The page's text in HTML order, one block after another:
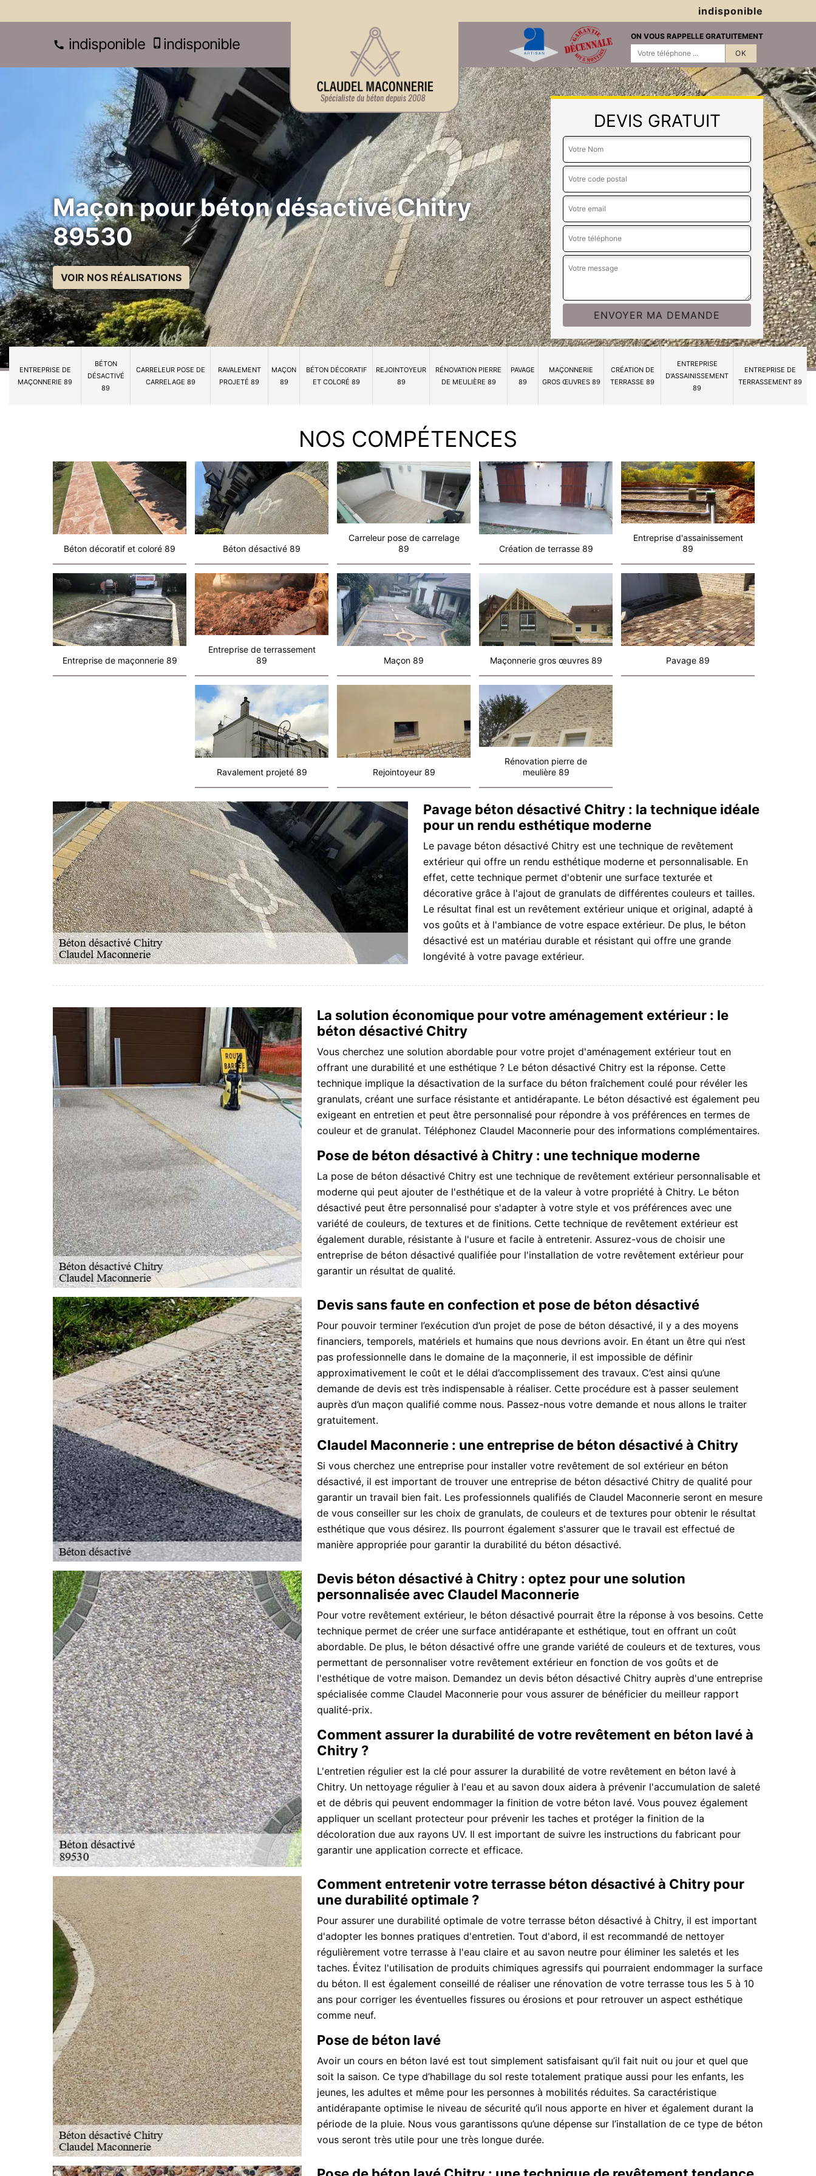
indisponible
indisponible indisponible ON VOUS RAPPELLE GRATUITEMENT
Maçon pour béton désactivé Chitry
89530
VOIR NOS RÉALISATIONS
DEVIS GRATUIT
ENTREPRISE DE
MAÇONNERIE 89
BÉTON
DÉSACTIVÉ
89
CARRELEUR POSE DE
CARRELAGE 89
RAVALEMENT
PROJETÉ 89
MAÇON
89
BÉTON DÉCORATIF
ET COLORÉ 89
REJOINTOYEUR
89
RÉNOVATION PIERRE
DE MEULIÈRE 89
PAVAGE
89
MAÇONNERIE
GROS ŒUVRES 89
CRÉATION DE
TERRASSE 89
ENTREPRISE
D'ASSAINISSEMENT
89
ENTREPRISE DE
TERRASSEMENT 89
NOS COMPÉTENCES
Béton décoratif et coloré 89 Béton désactivé 89
Carreleur pose de carrelage
89
Création de terrasse 89
Entreprise d'assainissement
89
Entreprise de maçonnerie 89
Entreprise de terrassement
89
Maçon 89 Maçonnerie gros œuvres 89 Pavage 89
Ravalement projeté 89 Rejointoyeur 89
Rénovation pierre de
meulière 89
Pavage béton désactivé Chitry : la technique idéale
pour un rendu esthétique moderne
Le pavage béton désactivé Chitry est une technique de revêtement
extérieur qui offre un rendu esthétique moderne et personnalisable. En
effet, cette technique permet d'obtenir une surface texturée et
décorative grâce à l'ajout de granulats de différentes couleurs et tailles.
Le résultat final est un revêtement extérieur unique et original, adapté à
vos goûts et à l'ambiance de votre espace extérieur. De plus, le béton
désactivé est un matériau durable et résistant qui offre une grande
longévité à votre pavage extérieur.
La solution économique pour votre aménagement extérieur : le
béton désactivé Chitry
Vous cherchez une solution abordable pour votre projet d'aménagement extérieur tout en
offrant une durabilité et une esthétique ? Le béton désactivé Chitry est la réponse. Cette
technique implique la désactivation de la surface du béton fraîchement coulé pour révéler les
granulats, créant une surface résistante et antidérapante. Le béton désactivé est également peu
exigeant en entretien et peut être personnalisé pour répondre à vos préférences en termes de
couleur et de granulat. Téléphonez Claudel Maconnerie pour des informations complémentaires.
Pose de béton désactivé à Chitry : une technique moderne
La pose de béton désactivé Chitry est une technique de revêtement extérieur personnalisable et
moderne qui peut ajouter de l'esthétique et de la valeur à votre propriété à Chitry. Le béton
désactivé peut être personnalisé pour s'adapter à votre style et vos préférences avec une
variété de couleurs, de textures et de finitions. Cette technique de revêtement extérieur est
également durable, résistante à l'usure et facile à entretenir. Assurez-vous de choisir une
entreprise de béton désactivé qualifiée pour l'installation de votre revêtement extérieur pour
garantir un résultat de qualité.
Devis sans faute en confection et pose de béton désactivé
Pour pouvoir terminer l’exécution d’un projet de pose de béton désactivé, il y a des moyens
financiers, temporels, matériels et humains que nous devrions avoir. En étant un être qui n’est
pas professionnelle dans le domaine de la maçonnerie, il est impossible de définir
approximativement le coût et le délai d’accomplissement des travaux. C’est ainsi qu’une
demande de devis est très indispensable à réaliser. Cette procédure est à passer seulement
auprès d’un maçon qualifié comme nous. Passez-nous votre demande et nous allons le traiter
gratuitement.
Claudel Maconnerie : une entreprise de béton désactivé à Chitry
Si vous cherchez une entreprise pour installer votre revêtement de sol extérieur en béton
désactivé, il est important de trouver une entreprise de béton désactivé Chitry de qualité pour
garantir un travail bien fait. Les professionnels qualifiés de Claudel Maconnerie seront en mesure
de vous conseiller sur les choix de granulats, de couleurs et de textures pour obtenir le résultat
esthétique que vous désirez. Ils pourront également s'assurer que le travail est effectué de
manière appropriée pour garantir la durabilité du béton désactivé.
Devis béton désactivé à Chitry : optez pour une solution
personnalisée avec Claudel Maconnerie
Pour votre revêtement extérieur, le béton désactivé pourrait être la réponse à vos besoins. Cette
technique permet de créer une surface antidérapante et esthétique, tout en offrant un coût
abordable. De plus, le béton désactivé offre une grande variété de couleurs et de textures, vous
permettant de personnaliser votre revêtement extérieur en fonction de vos goûts et de
l'esthétique de votre maison. Demandez un devis béton désactivé Chitry auprès d'une entreprise
spécialisée comme Claudel Maconnerie pour vous assurer de bénéficier du meilleur rapport
qualité-prix.
Comment assurer la durabilité de votre revêtement en béton lavé à
Chitry ?
L'entretien régulier est la clé pour assurer la durabilité de votre revêtement en béton lavé à
Chitry. Un nettoyage régulier à l'eau et au savon doux aidera à prévenir l'accumulation de saleté
et de débris qui peuvent endommager la finition de votre béton lavé. Vous pouvez également
appliquer un scellant protecteur pour prévenir les taches et protéger la finition de la
décoloration due aux rayons UV. Il est important de suivre les instructions du fabricant pour
garantir une application correcte et efficace.
Comment entretenir votre terrasse béton désactivé à Chitry pour
une durabilité optimale ?
Pour assurer une durabilité optimale de votre terrasse béton désactivé à Chitry, il est important
d'adopter les bonnes pratiques d'entretien. Tout d'abord, il est recommandé de nettoyer
régulièrement votre terrasse à l'eau claire et au savon neutre pour éliminer les saletés et les
taches. Évitez l'utilisation de produits chimiques agressifs qui pourraient endommager la surface
du béton. Il est également conseillé de réaliser une rénovation de votre terrasse tous les 5 à 10
ans pour corriger les éventuelles fissures ou érosions et pour retrouver un aspect esthétique
comme neuf.
Pose de béton lavé
Avoir un cours en béton lavé est tout simplement satisfaisant qu’il fait nuit ou jour et quel que
soit la saison. Ce type d’habillage du sol reste totalement pratique aussi pour les enfants, les
jeunes, les adultes et même pour les personnes à mobilités réduites. Sa caractéristique
antidérapante optimise le niveau de sécurité qu’il nous apporte en hiver et également durant la
période de la pluie. Nous vous garantissons qu’une dépense sur l’installation de ce type de béton
vous seront très utile pour une très longue durée.